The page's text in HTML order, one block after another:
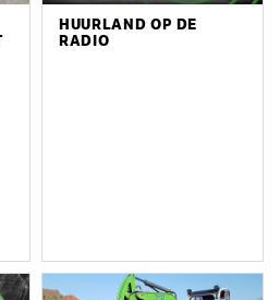
HUURLAND OP DE
RADIO